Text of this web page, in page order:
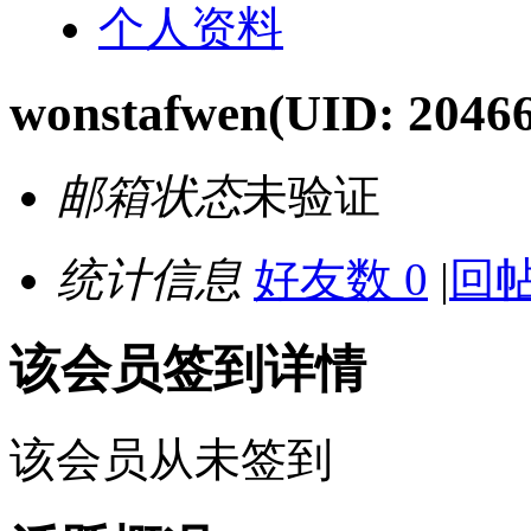
个人资料
wonstafwen(UID:
邮箱状态未验证
统计信息 好友数 0 | 回
该会员签到详情
该会员从未签到